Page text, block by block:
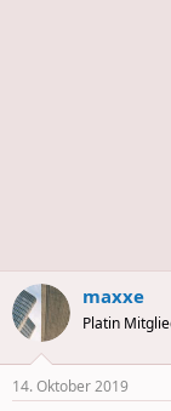
maxxe
Platin
14. Oktober 2019